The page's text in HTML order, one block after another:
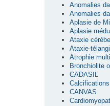
Anomalies
Anomalies
Aplasie de
Aplasie
Ataxie
Ataxie-
Atrophie
Bronchiolite
CADASIL
CANVAS